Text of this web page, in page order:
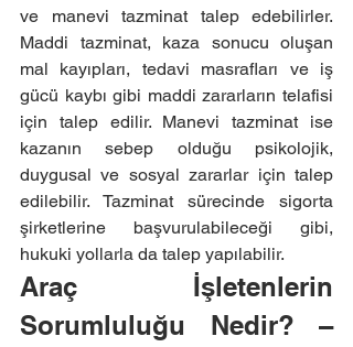
ve manevi tazminat talep edebilirler.
Maddi tazminat, kaza sonucu oluşan
mal kayıpları, tedavi masrafları ve iş
gücü kaybı gibi maddi zararların telafisi
için talep edilir. Manevi tazminat ise
kazanın sebep olduğu psikolojik,
duygusal ve sosyal zararlar için talep
edilebilir. Tazminat sürecinde sigorta
şirketlerine başvurulabileceği gibi,
hukuki yollarla da talep yapılabilir.
Araç İşletenlerin
Sorumluluğu Nedir? –